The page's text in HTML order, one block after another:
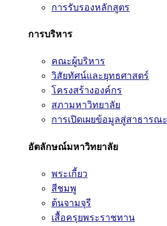
การรับรองหลักสูตร
การบริหาร
คณะผู้บริหาร
วิสัยทัศน์และยุทธศาสตร์
โครงสร้างองค์กร
สภามหาวิทยาลัย
การเปิดเผยข้อมูลสู่สาธารณะ
อัตลักษณ์มหาวิทยาลัย
พระเกี้ยว
สีชมพู
ต้นจามจุรี
เสื้อครุยพระราชทาน